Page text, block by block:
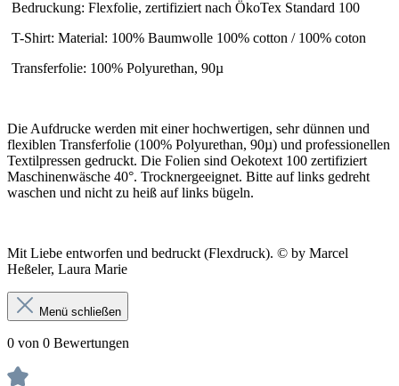
Bedruckung: Flexfolie, zertifiziert nach ÖkoTex Standard 100
T-Shirt: Material: 100% Baumwolle 100% cotton / 100% coton
Transferfolie: 100% Polyurethan, 90µ
Die Aufdrucke werden mit einer hochwertigen, sehr dünnen und
flexiblen Transferfolie (100% Polyurethan, 90µ) und professionellen
Textilpressen gedruckt. Die Folien sind Oekotext 100 zertifiziert
Maschinenwäsche 40°. Trocknergeeignet. Bitte auf links gedreht
waschen und nicht zu heiß auf links bügeln.
Mit Liebe entworfen und bedruckt (Flexdruck). © by Marcel
Heßeler, Laura Marie
Menü schließen
0 von 0 Bewertungen